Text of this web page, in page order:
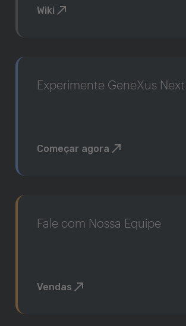
Wiki
Experimente GeneXus
Começar agora
Fale com Nossa Equipe
Vendas